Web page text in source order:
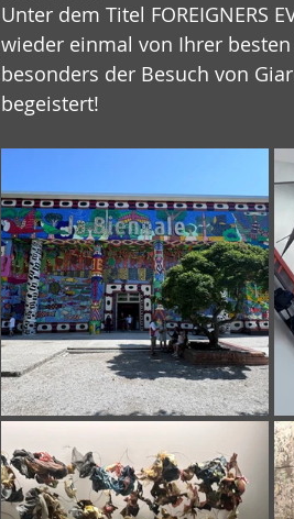
Unter dem Titel FOREIGNERS
wieder einmal von Ihrer
besonders der Besuch von
begeistert!